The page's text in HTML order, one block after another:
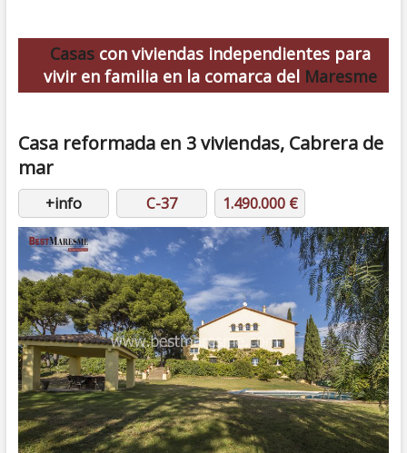
Casascon viviendas independientes para
vivir en familia en la comarca del Maresme
Casa reformada en 3 viviendas, Cabrera de
mar
+info C-37 1.490.000 €